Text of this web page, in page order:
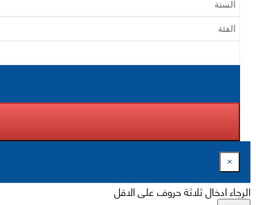
×
الرجاء ادخال ثلاثة حروف على الاقل